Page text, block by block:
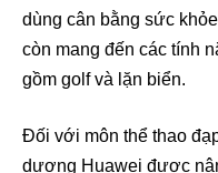
dùng cân bằng sức
còn mang đến các tính
gồm golf và lặn biển.
Đối với môn thể thao
dương Huawei được